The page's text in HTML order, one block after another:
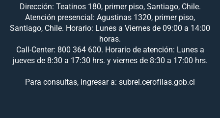
Dirección: Teatinos 180, primer piso, Santiago, Chile.
Atención presencial: Agustinas 1320, primer piso,
Santiago, Chile. Horario: Lunes a Viernes de 09:00 a 14:00
horas.
Call-Center: 800 364 600. Horario de atención: Lunes a
jueves de 8:30 a 17:30 hrs. y viernes de 8:30 a 17:00 hrs.
Para consultas, ingresar a: subrel.cerofilas.gob.cl